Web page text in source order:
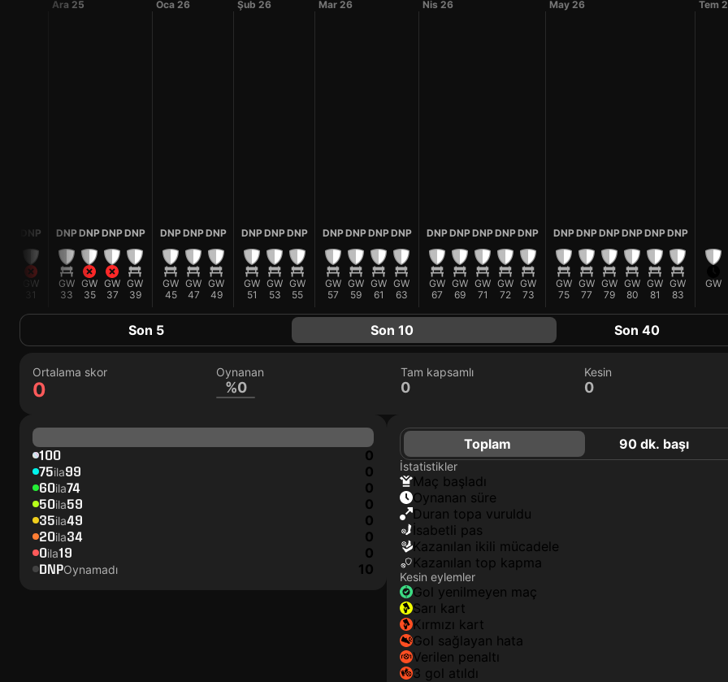
DNP
GW
31
Ara 25
DNP
GW
33
DNP
GW
35
DNP
GW
37
DNP
GW
39
Oca 26
DNP
GW
45
DNP
GW
47
DNP
GW
49
Şub 26
DNP
GW
51
DNP
GW
53
DNP
GW
55
Mar 26
DNP
GW
57
DNP
GW
59
DNP
GW
61
DNP
GW
63
Nis 26
DNP
GW
67
DNP
GW
69
DNP
GW
71
DNP
GW
72
DNP
GW
73
May 26
DNP
GW
75
DNP
GW
77
DNP
GW
79
DNP
GW
80
DNP
GW
81
DNP
GW
83
Tem
GW
Son 5 Son 10 Son 40
Ortalama skor
0
Oynanan
%0
Tam kapsamlı
0
Kesin
0
100 0
75ila99 0
60ila74 0
50ila59 0
35ila49 0
20ila34 0
0ila19 0
DNPOynamadı 10
Toplam 90 dk. başı
İstatistikler
maç başladı
oynanan süre
duran topa vuruldu
isabetli pas
kazanılan ikili mücadele
kazanılan top kapma
Kesin eylemler
gol yenilmeyen maç
sarı kart
kırmızı kart
gol sağlayan hata
verilen penaltı
3 gol atıldı